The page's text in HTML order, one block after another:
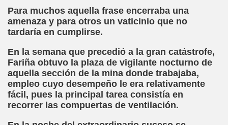
Para muchos aquella frase encerraba una
amenaza y para otros un vaticinio que no
tardaría en cumplirse.
En la semana que precedió a la gran catástrofe,
Fariña obtuvo la plaza de vigilante nocturno de
aquella sección de la mina donde trabajaba,
empleo cuyo desempeño le era relativamente
fácil, pues la principal tarea consistía en
recorrer las compuertas de ventilación.
Valdes)
Adolfo Bécquer)
(Anónimo)